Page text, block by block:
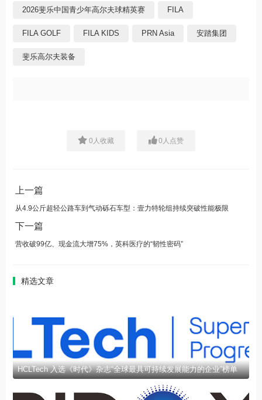
2026斐乐中国青少年高尔夫球精英赛 FILA
FILA GOLF FILA KIDS PRN Asia 安踏集团
斐乐高尔夫装备
0 人收藏 0 人点赞
上一篇
从4.9公斤超轻公路车到气动砾石车型：壹力特轮组持续突破性能极限
下一篇
营收破99亿、现金流大增75%，英科医疗的“韧性密码”
精选文章
HCLTech 入选《时代》杂志“全球最具可持续发展能力的企业”榜单